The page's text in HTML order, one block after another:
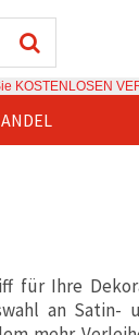
KOSTENLOSEN
für Ihre
an Satin-